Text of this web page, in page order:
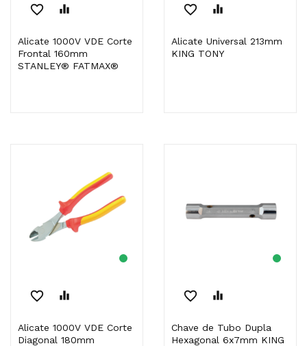
favorite_border equalizer
Alicate 1000V VDE Corte
Frontal 160mm
STANLEY® FATMAX®
favorite_border equalizer
Alicate Universal 213mm
KING TONY
favorite_border equalizer
Alicate 1000V VDE Corte
Diagonal 180mm
favorite_border equalizer
Chave de Tubo Dupla
Hexagonal 6x7mm KING